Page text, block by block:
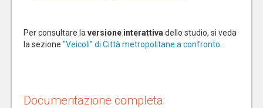
Per consultare la versione interattiva dello studio, si veda
la sezione "Veicoli" di Città metropolitane a confronto
Documentazione completa: